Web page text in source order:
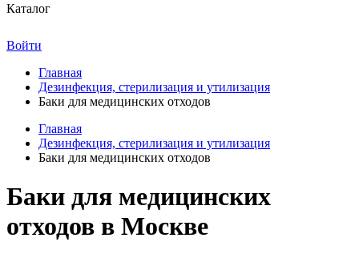
Каталог
Войти
Главная
Дезинфекция, стерилизация и утилизация
Баки для медицинских отходов
Главная
Дезинфекция, стерилизация и утилизация
Баки для медицинских отходов
Баки для медицинских
отходов в Москве